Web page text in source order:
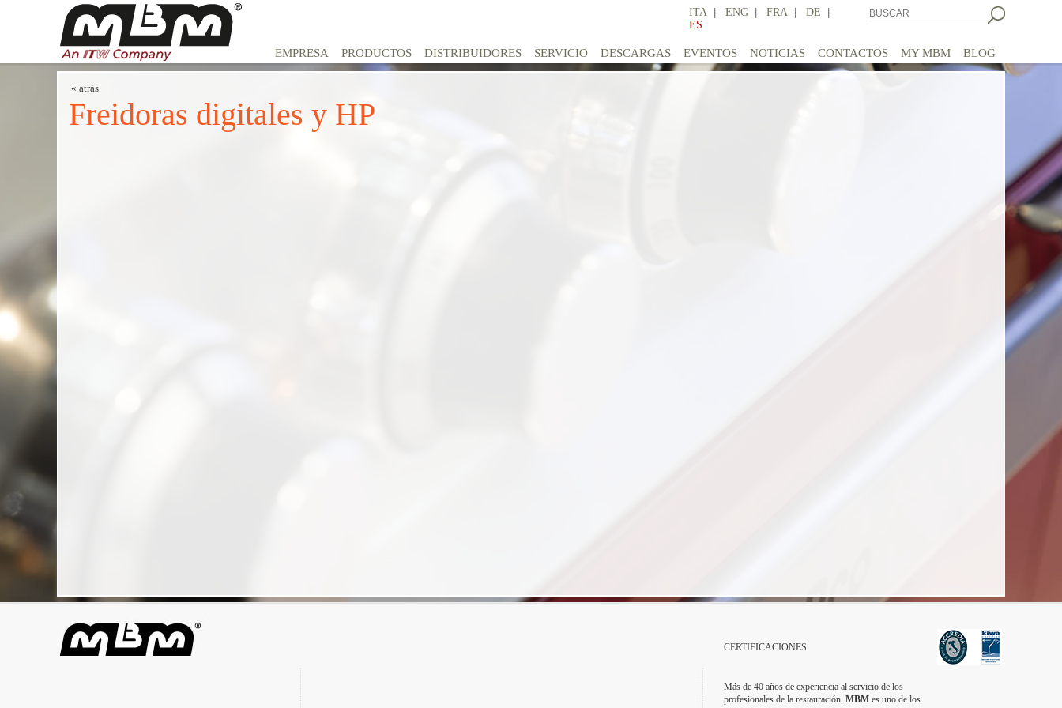
ITA | ENG | FRA | DE |
ES
EMPRESA PRODUCTOS DISTRIBUIDORES SERVICIO DESCARGAS EVENTOS NOTICIAS CONTACTOS MY MBM BLOG
« atrás
Freidoras digitales y HP
CERTIFICACIONES
Más de 40 años de experiencia al servicio de los
profesionales de la restauración. MBM es uno de los